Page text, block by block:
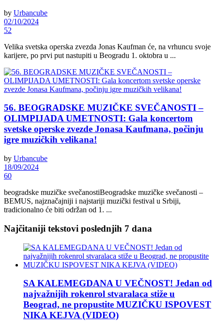
by Urbancube
02/10/2024
52
Velika svetska operska zvezda Jonas Kaufman će, na vrhuncu svoje
karijere, po prvi put nastupiti u Beogradu 1. oktobra u ...
56. BEOGRADSKE MUZIČKE SVEČANOSTI –
OLIMPIJADA UMETNOSTI: Gala koncertom
svetske operske zvezde Jonasa Kaufmana, počinju
igre muzičkih velikana!
by Urbancube
18/09/2024
60
beogradske muzičke svečanostiBeogradske muzičke svečanosti –
BEMUS, najznačajniji i najstariji muzički festival u Srbiji,
tradicionalno će biti održan od 1. ...
Najčitaniji tekstovi poslednjih 7 dana
SA KALEMEGDANA U VEČNOST! Jedan od
najvažnijih rokenrol stvaralaca stiže u
Beograd, ne propustite MUZIČKU ISPOVEST
NIKA KEJVA (VIDEO)